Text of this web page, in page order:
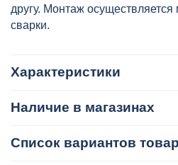
другу. Монтаж
сварки.
Характеристики
Наличие в магазинах
Список вариантов